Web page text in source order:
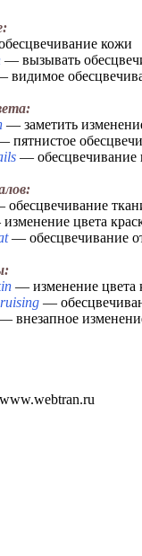
кожи
— вызывать
видимое
— заметить
пятнистое
— обесцвечивание
цвета
— обесцвечивание
— изменение цвета
—
внезапное